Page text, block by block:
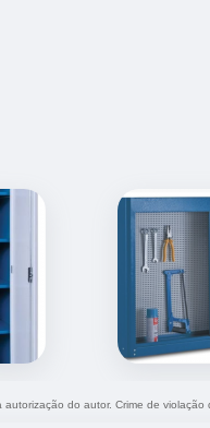
do autor. Crime de